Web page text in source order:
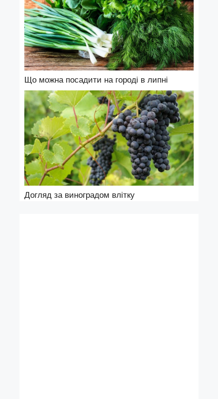
Що можна посадити на городі в липні
Догляд за виноградом влітку